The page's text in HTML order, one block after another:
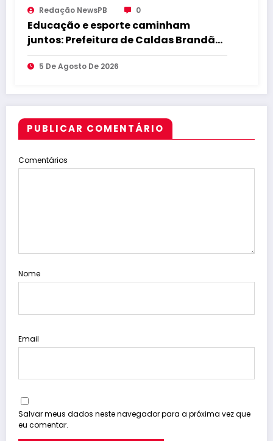
Redação NewsPB 0
Educação e esporte caminham
juntos: Prefeitura de Caldas Brandão
fortalece educação e incentiva a
prática esportiva na zona rural do
5 De Agosto De 2026
PUBLICAR COMENTÁRIO
Comentários
Nome
Email
Salvar meus dados neste navegador para a próxima vez que
eu comentar.